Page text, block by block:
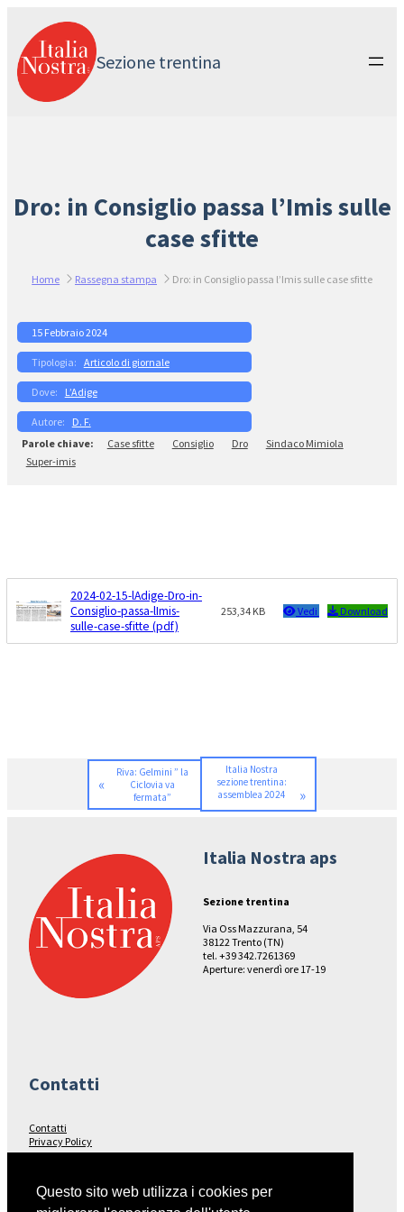
contenuto
Sezione trentina
Dro: in Consiglio passa l’Imis sulle
case sfitte
Home Rassegna stampa Dro: in Consiglio passa l’Imis sulle case sfitte
15 Febbraio 2024
Articolo di giornale
L’Adige
D. F.
Case sfitte
Consiglio Dro
Sindaco Mimiola
Super-imis
2024-02-15-lAdige-Dro-in-
Consiglio-passa-lImis-
sulle-case-sfitte (pdf)
253,34 KB Vedi Download
«
Riva: Gelmini ” la
Ciclovia va
fermata”
Italia Nostra
sezione trentina:
assemblea 2024
»
Italia Nostra aps
Sezione trentina
Via Oss Mazzurana, 54
38122 Trento (TN)
tel. +39 342.7261369
Aperture: venerdì ore 17-19
Contatti
Contatti
Privacy Policy
Seguici su…
Questo sito web utilizza i cookies per